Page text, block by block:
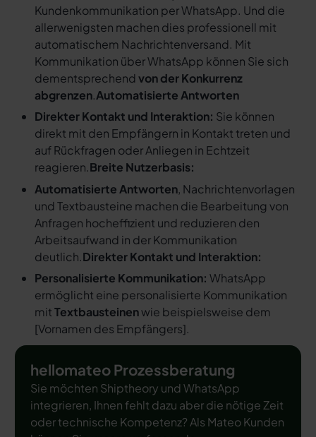
Kundenkommunikation per WhatsApp. Und die
allerwenigsten machen dies professionell mit
automatischem Nachrichtenversand. Mit
Kommunikation über WhatsApp können Sie sich
dementsprechendvon der Konkurrenz
abgrenzen.Automatisierte Antworten
Direkter Kontakt und Interaktion: Sie können
direkt mit den Empfängern in Kontakt treten und
auf Rückfragen oder Anliegen in Echtzeit
reagieren.Breite Nutzerbasis:
Automatisierte Antworten, Nachrichtenvorlagen
und Textbausteine machen die Bearbeitung von
Anfragen hocheffizient und reduzieren den
Arbeitsaufwand in der Kommunikation
deutlich.Direkter Kontakt und Interaktion:
Personalisierte Kommunikation: WhatsApp
ermöglicht eine personalisierte Kommunikation
mitTextbausteinenwie beispielsweise dem
[Vornamen des Empfängers].
hellomateo Prozessberatung
Sie möchten Shiptheory und WhatsApp
integrieren, Ihnen fehlt dazu aber die nötige Zeit
oder technische Kompetenz? Als Mateo Kunden